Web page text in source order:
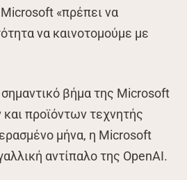
«πρέπει να
να καινοτομούμε με
βήμα της Microsoft
προϊόντων τεχνητής
μήνα, η Microsoft
αντίπαλο της OpenAI.